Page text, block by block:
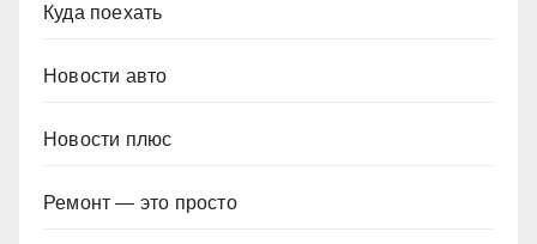
Куда поехать
Новости авто
Новости плюс
Ремонт — это просто